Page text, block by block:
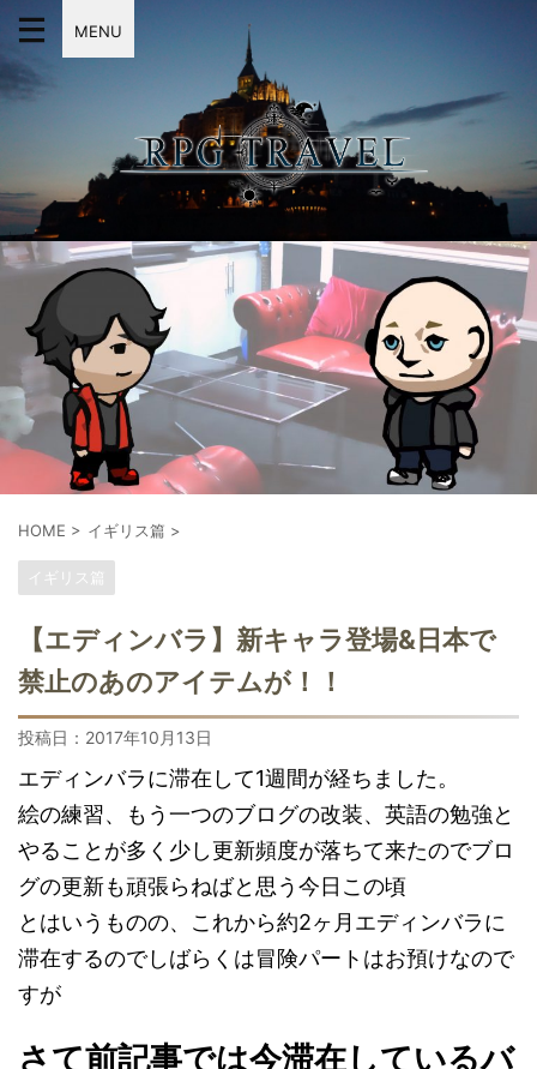
MENU
HOME > イギリス篇 >
イギリス篇
【エディンバラ】新キャラ登場& 日本で
禁止のあのアイテムが！！
投稿日： 2017年10月13日
エディンバラに滞在して1週間が経ちました。
絵の練習、もう一つのブログの改装、英語の勉強と
やることが多く少し更新頻度が落ちて来たのでブロ
グの更新も頑張らねばと思う今日この頃
とはいうものの、これから約2ヶ月エディンバラに
滞在するのでしばらくは冒険パートはお預けなので
すが
さて前記事では今滞在しているバ